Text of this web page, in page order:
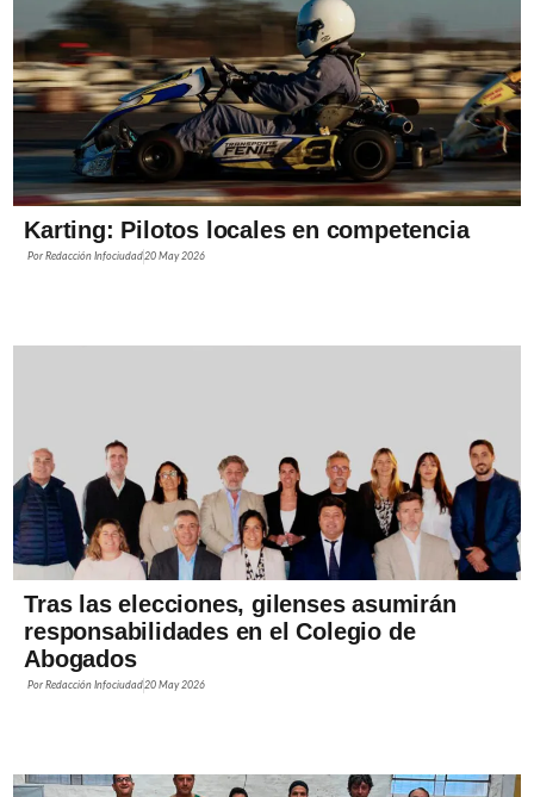
Karting: Pilotos locales en competencia
PorRedacción Infociudad 20 May 2026
Tras las elecciones, gilenses asumirán
responsabilidades en el Colegio de
Abogados
PorRedacción Infociudad 20 May 2026